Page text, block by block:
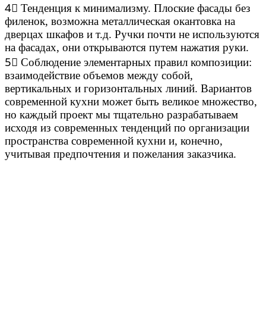
4⃣ Тенденция к минимализму. Плоские фасады без
филенок, возможна металлическая окантовка на
дверцах шкафов и т.д. Ручки почти не используются
на фасадах, они открываются путем нажатия руки.
5⃣ Соблюдение элементарных правил композиции:
взаимодействие объемов между собой,
вертикальных и горизонтальных линий. Вариантов
современной кухни может быть великое множество,
но каждый проект мы тщательно разрабатываем
исходя из современных тенденций по организации
пространства современной кухни и, конечно,
учитывая предпочтения и пожелания заказчика.